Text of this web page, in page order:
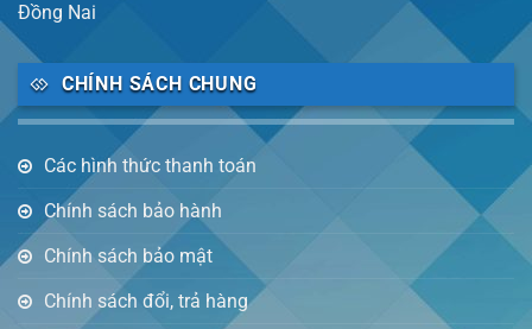
Đồng Nai
CHÍNH SÁCH CHUNG
Các hình thức thanh toán
Chính sách bảo hành
Chính sách bảo mật
Chính sách đổi, trả hàng